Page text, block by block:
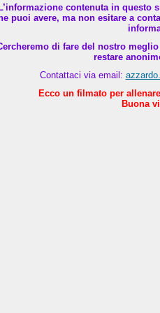
contenuta in questo
puoi avere, ma non esitare a
di fare del nostro
restare
Contattaci via email:
Ecco un filmato per
Buona